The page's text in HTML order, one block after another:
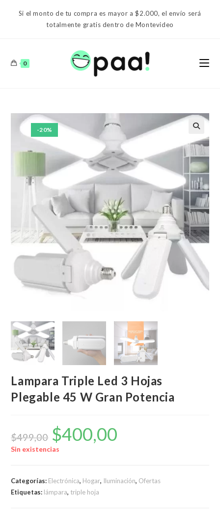
Si el monto de tu compra es mayor a $2.000, el envío será
totalmente gratis dentro de Montevideo
0
-20%
Lampara Triple Led 3 Hojas
Plegable 45 W Gran Potencia
$499,00
El
precio
original
era:
$400,00
Sin existencias
Categorías: Electrónica, Hogar, Iluminación, Ofertas
Etiquetas: lámpara, triple hoja